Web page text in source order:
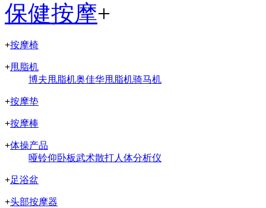
保健按摩+
+按摩椅
+甩脂机
博夫甩脂机奥佳华甩脂机骑马机
+按摩垫
+按摩棒
+体操产品
哑铃仰卧板武术散打人体分析仪
+足浴盆
+头部按摩器